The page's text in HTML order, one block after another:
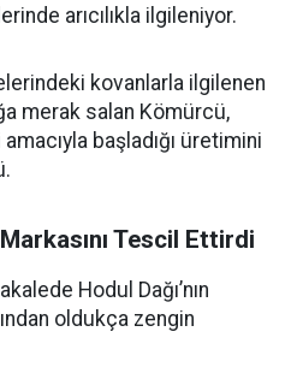
arıcılıkla ilgileniyor.
kovanlarla ilgilenen
merak salan Kömürcü,
başladığı üretimini
Tescil Ettirdi
Hodul Dağı’nın
oldukça zengin